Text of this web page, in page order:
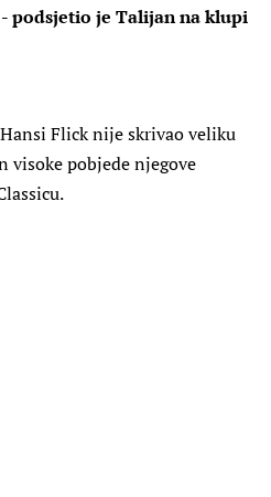
podsjetio je Talijan na klupi
Flick nije skrivao veliku
visoke pobjede njegove